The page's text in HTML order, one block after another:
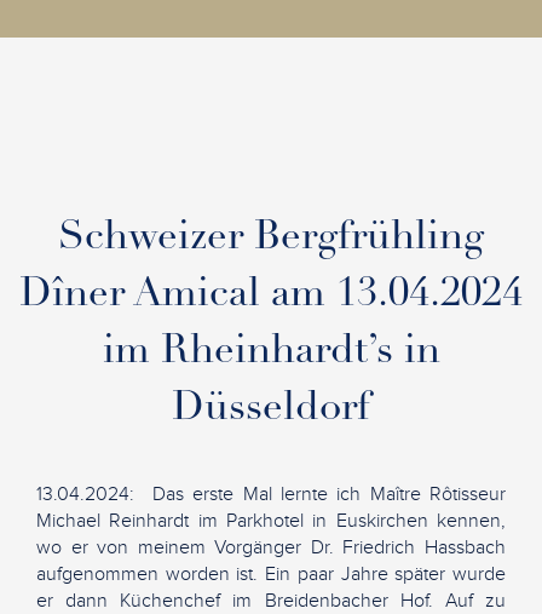
Schweizer Bergfrühling
Dîner Amical am 13.04.2024
im Rheinhardt’s in
Düsseldorf
13.04.2024: Das erste Mal lernte ich Maître Rôtisseur
Michael Reinhardt im Parkhotel in Euskirchen kennen,
wo er von meinem Vorgänger Dr. Friedrich Hassbach
aufgenommen worden ist. Ein paar Jahre später wurde
er dann Küchenchef im Breidenbacher Hof. Auf zu